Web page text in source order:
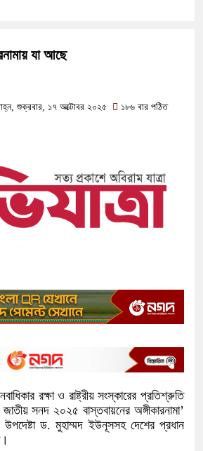
যা আছে
শুক্রবার, ১৭ অক্টোবর ২০২৫
১৮৬ বার পঠিত
রক্ষা ও রাষ্ট্রীয় সংস্কারের প্রতিশ্রুতি
সনদ ২০২৫ বাস্তবায়নের অঙ্গীকারনামা’
উপদেষ্টা ড. মুহাম্মদ ইউনূসসহ দেশের প্রধান